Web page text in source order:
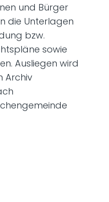
und Bürger
die Unterlagen
bzw.
sowie
Ausliegen wird
Archiv